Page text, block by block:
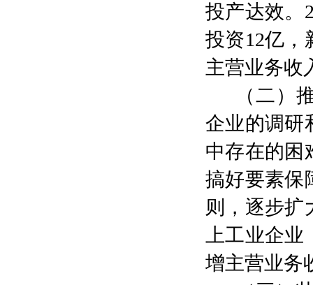
投产达效。
投资12亿，
主营业务收
（二）
企业的调研
中存在的困
搞好要素保
则，逐步扩
上工业企
增主营业务